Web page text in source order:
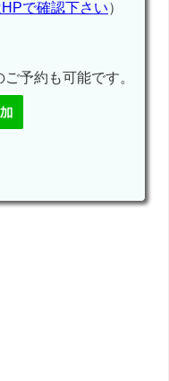
で確認下さい）
予約も可能です。